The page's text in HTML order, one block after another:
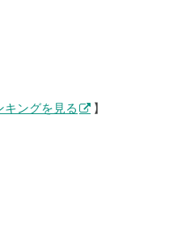
キングを見る 】